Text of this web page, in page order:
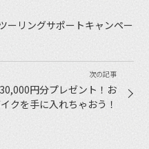
ーリングサポートキャンペー
円分プレゼント！お
クを手に入れちゃおう！